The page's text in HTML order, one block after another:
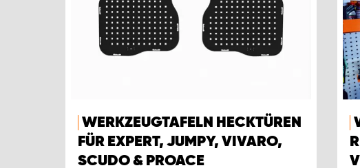
WERKZEUGTAFELN HECKTÜREN
FÜR EXPERT, JUMPY, VIVARO,
SCUDO & PROACE